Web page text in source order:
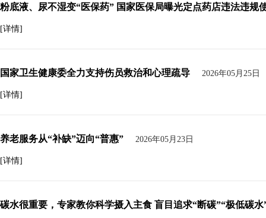
粉底液、尿不湿变“医保药” 国家医保局曝光定点药店违法违规
[详情]
国家卫生健康委全力支持伤员救治和心理疏导 2026年05月25日
[详情]
养老服务从“补缺”迈向“普惠” 2026年05月23日
[详情]
碳水很重要，专家教你科学摄入主食 盲目追求“断碳”“极低碳水